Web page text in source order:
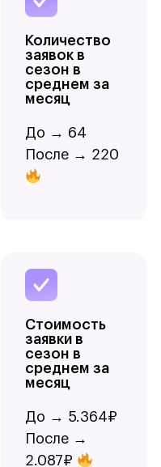
Количество
заявок в
сезон в
среднем за
месяц
До → 64
После → 220
Стоимость
заявки в
сезон в
среднем за
месяц
До → 5.364₽
После →
2.087₽